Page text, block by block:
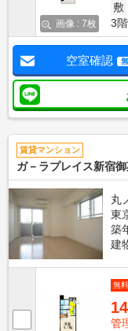
画像 : 7枚
敷
3階
空室確認
賃貸マンション
ガ－ラプレイス新宿
丸
東
築
建
無
管